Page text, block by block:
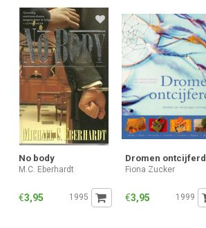
No body
M.C. Eberhardt
€3,95 1995
Dromen ontcijferd
Fiona Zucker
€3,95 1999